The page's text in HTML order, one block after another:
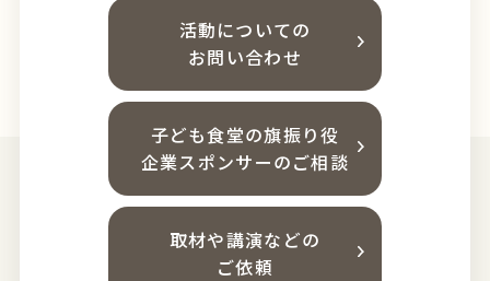
活動についての
お問い合わせ
子ども食堂の旗振り役
企業スポンサーのご相談
取材や講演などの
ご依頼